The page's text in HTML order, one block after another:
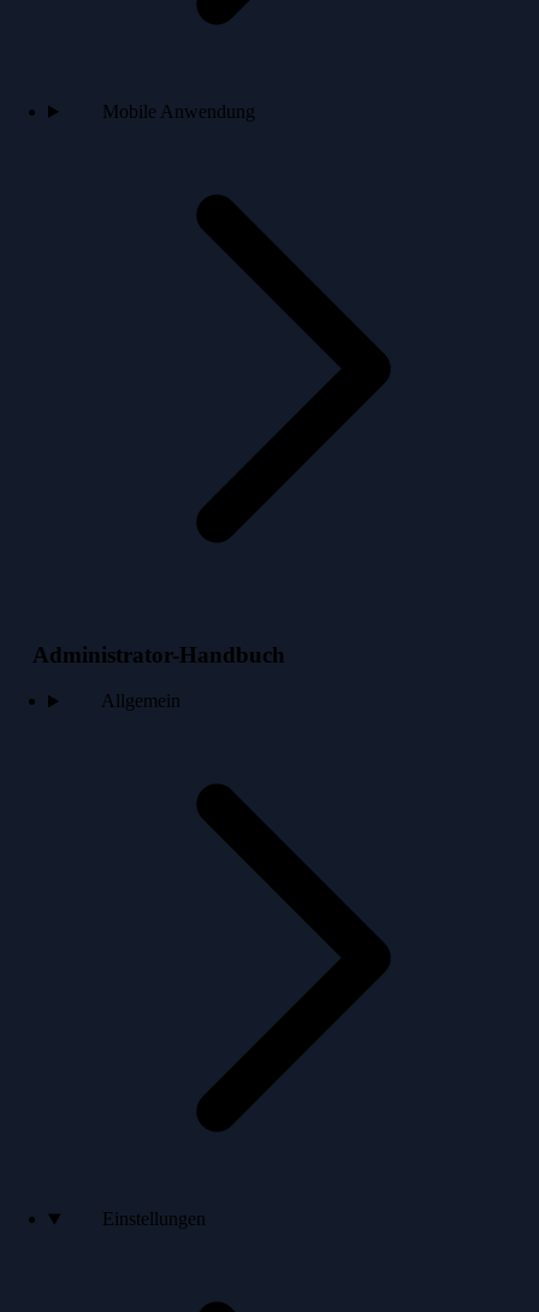
Mobile Anwendung
Administrator-Handbuch
Allgemein
Einstellungen